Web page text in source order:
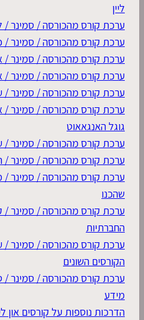
ליין
ערכת קורס מהכורסה / סמינר
ערכת קורס מהכורסה / סמינר /
ערכת קורס מהכורסה / סמינר /
ערכת קורס מהכורסה / סמינר /
ערכת קורס מהכורסה / סמינר
ערכת קורס מהכורסה / סמינר /
גוגל האנגאאוט
ערכת קורס מהכורסה / סמינר /
ערכת קורס מהכורסה / סמינר /
ערכת קורס מהכורסה / סמינר /
שהכנו
ערכת קורס מהכורסה / סמינר /
החברתיות
ערכת קורס מהכורסה / סמינר /
הקורסים השונים
ערכת קורס מהכורסה / סמינר /
מידע
הדרכות נוספות על קורסים און